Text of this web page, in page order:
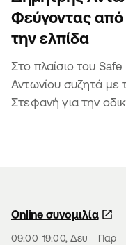
Φεύγοντας από
την ελπίδα
Στο πλαίσιο του
Αντωνίου συζητά με
Στεφανή για την
Online συνομιλία
09:00-19:00, Δευ - Παρ